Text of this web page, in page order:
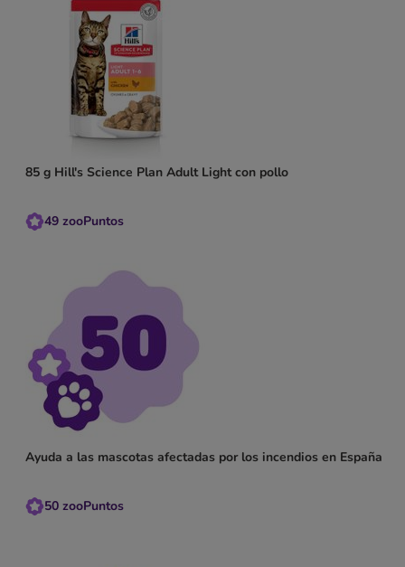
85 g Hill's Science Plan Adult Light con pollo
49 zooPuntos
Ayuda a las mascotas afectadas por los incendios en España
50 zooPuntos